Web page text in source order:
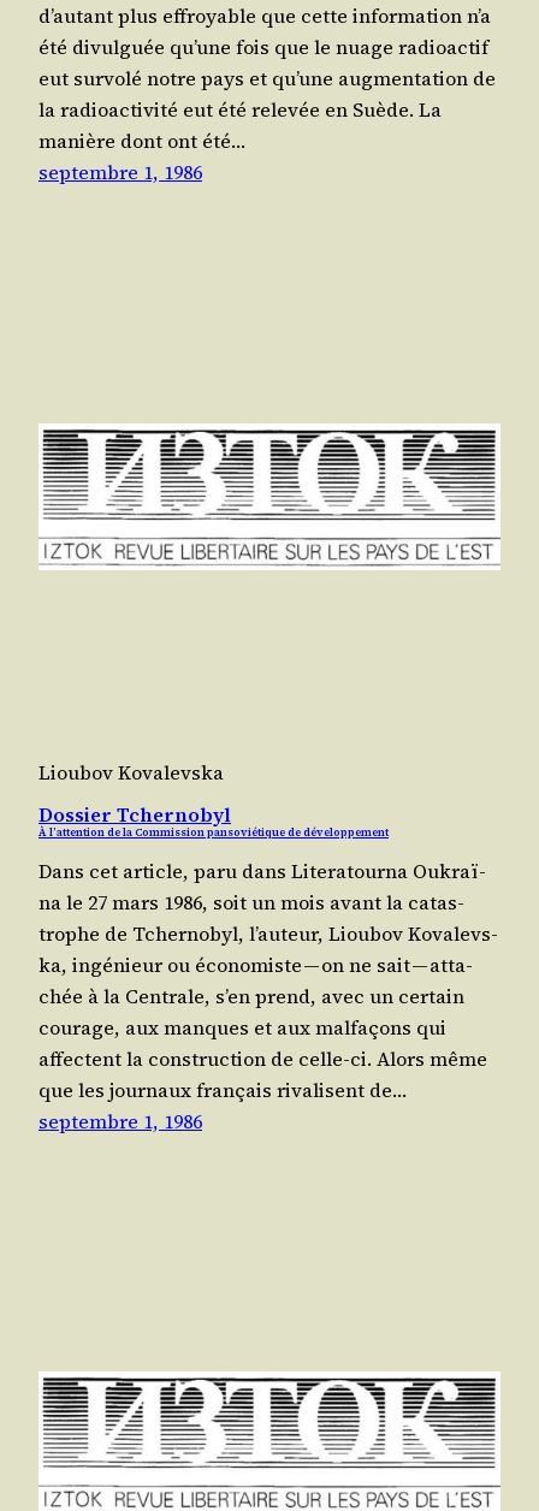
d’au­tant plus effroyable que cette infor­ma­tion n’a
été divul­guée qu’une fois que le nuage radio­ac­tif
eut sur­vo­lé notre pays et qu’une aug­men­ta­tion de
la radio­ac­ti­vi­té eut été rele­vée en Suède. La
manière dont ont été…
septembre 1, 1986
Lioubov Kovalevska
Dossier Tchernobyl
À l’attention de la Commission pansoviétique de développement
Dans cet article, paru dans Lite­ra­tour­na Oukraï­
na le 27 mars 1986, soit un mois avant la catas­
trophe de Tcher­no­byl, l’au­teur, Liou­bov Kova­levs­
ka, ingé­nieur ou éco­no­miste — on ne sait — atta­
chée à la Cen­trale, s’en prend, avec un cer­tain
cou­rage, aux manques et aux mal­fa­çons qui
affectent la construc­tion de celle-ci. Alors même
que les jour­naux fran­çais riva­lisent de…
septembre 1, 1986